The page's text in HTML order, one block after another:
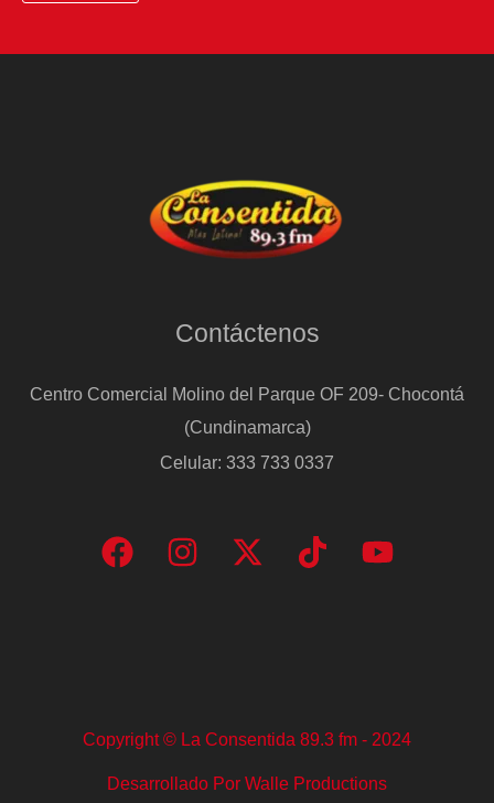
Contáctenos
Centro Comercial Molino del Parque OF 209- Chocontá
(Cundinamarca)
Celular: 333 733 0337
Copyright © La Consentida 89.3 fm - 2024
Desarrollado Por Walle Productions